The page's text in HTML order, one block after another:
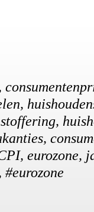
eurozone,